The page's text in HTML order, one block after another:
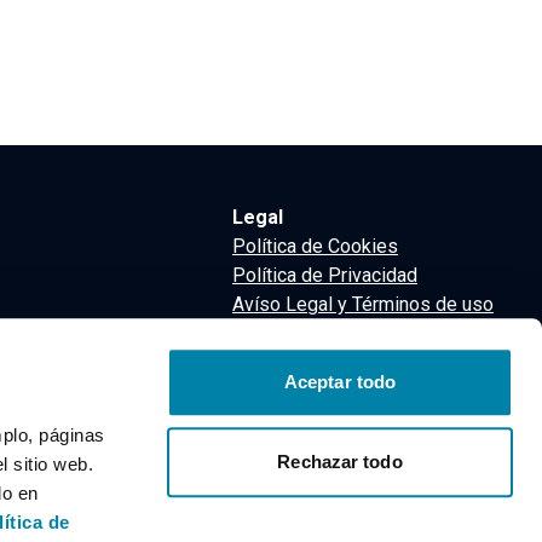
páginas
sitio web.
en
de
Aceptar todo
Rechazar todo
Legal
Política de Cookies
Política de Privacidad
Avíso Legal y Términos de uso